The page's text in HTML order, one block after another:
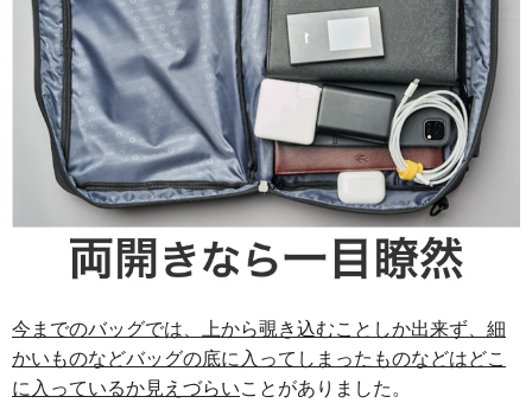
今までのバッグでは、上から覗き込むことしか出来ず、細
かいものなどバッグの底に入ってしまったものなどはどこ
に入っているか見えづらいことがありました。